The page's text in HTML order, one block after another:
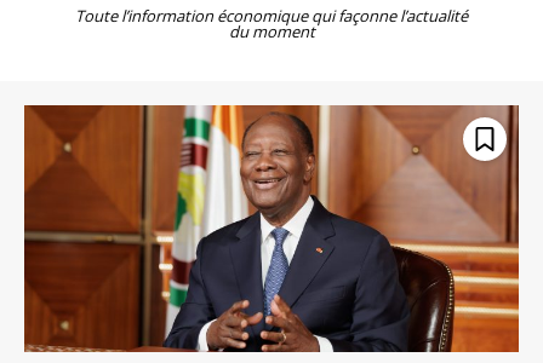
Toute l’information économique qui façonne l’actualité
du moment